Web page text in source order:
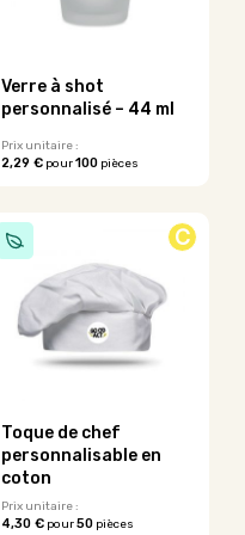
peuvent
sur
page
du
produit
Verre à shot
personnalisé – 44 ml
Prix unitaire :
2,29 €pour100pièces
C
Toque de chef
personnalisable en
coton
Prix unitaire :
4,30 €pour50pièces